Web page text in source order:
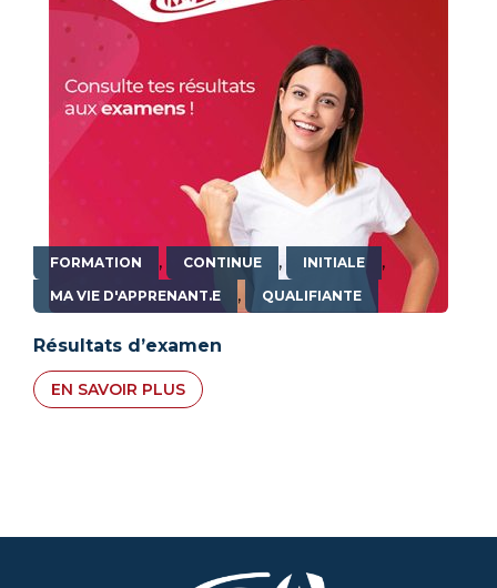
FORMATION , CONTINUE , INITIALE ,
MA VIE D'APPRENANT.E , QUALIFIANTE
Résultats d’examen
EN SAVOIR PLUS